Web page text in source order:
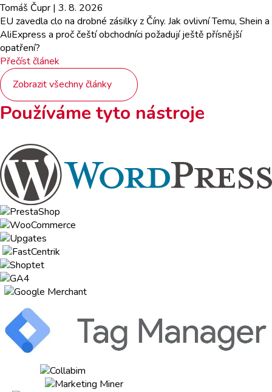
Tomáš Čupr | 3. 8. 2026
EU zavedla clo na drobné zásilky z Číny. Jak ovlivní Temu, Shein a
AliExpress a proč čeští obchodníci požadují ještě přísnější
opatření?
Přečíst článek
Zobrazit všechny články
Používáme tyto nástroje